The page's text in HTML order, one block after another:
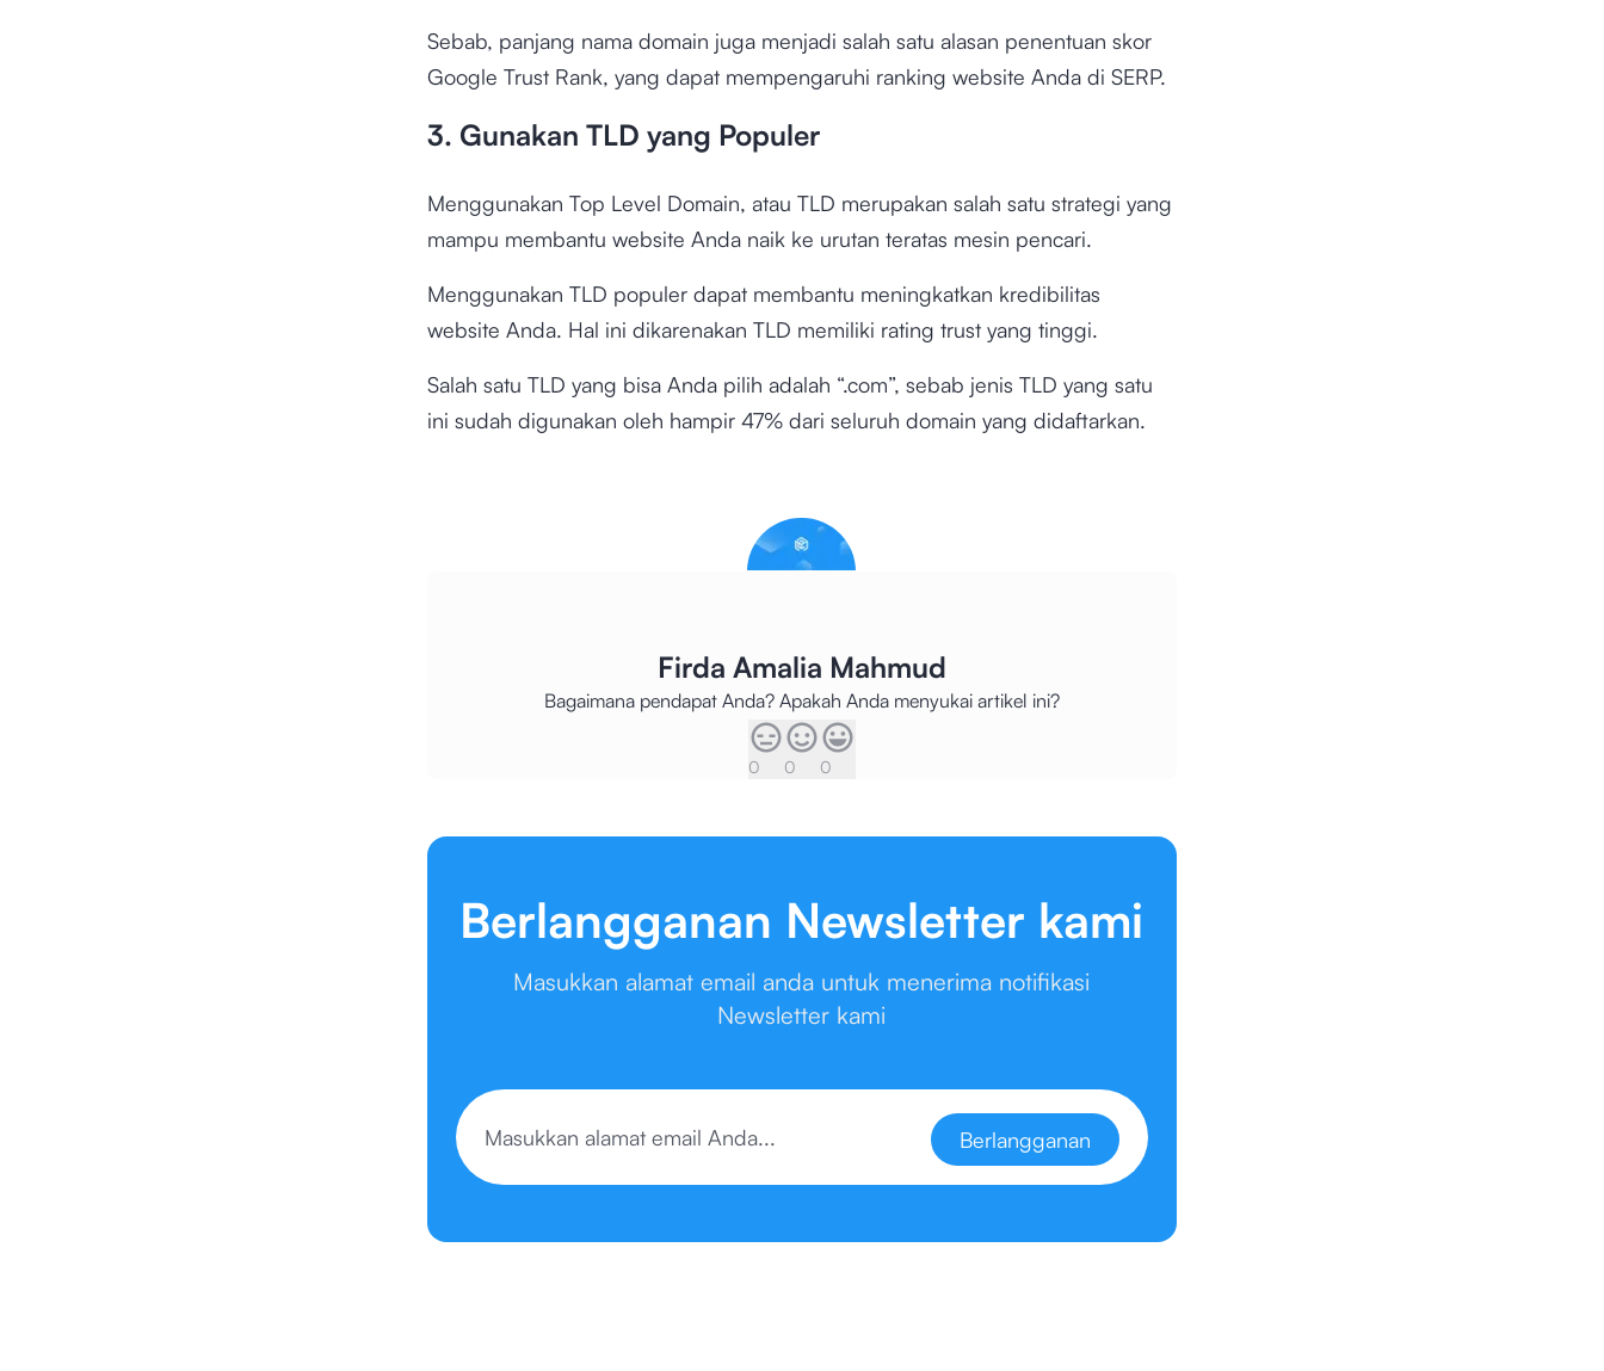
Sebab, panjang nama domain juga menjadi salah satu alasan penentuan skor
Google Trust Rank, yang dapat mempengaruhi ranking website Anda di SERP.
3. Gunakan TLD yang Populer
Menggunakan Top Level Domain, atau TLD merupakan salah satu strategi yang
mampu membantu website Anda naik ke urutan teratas mesin pencari.
Menggunakan TLD populer dapat membantu meningkatkan kredibilitas
website Anda. Hal ini dikarenakan TLD memiliki rating trust yang tinggi.
Salah satu TLD yang bisa Anda pilih adalah “.com”, sebab jenis TLD yang satu
ini sudah digunakan oleh hampir 47% dari seluruh domain yang didaftarkan.
Firda Amalia Mahmud
Bagaimana pendapat Anda? Apakah Anda menyukai artikel ini?
0 0 0
Berlangganan Newsletter kami
Masukkan alamat email anda untuk menerima notifikasi
Newsletter kami
Berlangganan